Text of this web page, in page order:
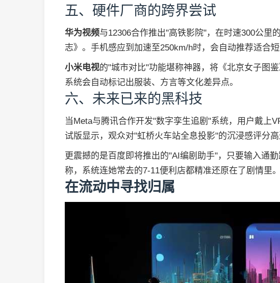
五、硬件厂商的跨界尝试
华为视频与12306合作推出"高铁影院"，在时速300公里
志》。手机感应到加速至250km/h时，会自动推荐适合短
小米电视的"城市对比"功能堪称神器，将《北京女子图
系统会自动标记出服装、方言等文化差异点。
六、未来已来的黑科技
当Meta与腾讯合作开发"数字孪生追剧"系统，用户戴上
试版显示，观众对"虹桥火车站全息投影"的沉浸感评分高
更震撼的是百度即将推出的"AI编剧助手"，只要输入通
称，系统连她常去的7-11便利店都精准还原在了剧情里。
在流动中寻找归属